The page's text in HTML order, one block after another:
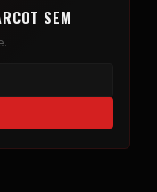
SEM